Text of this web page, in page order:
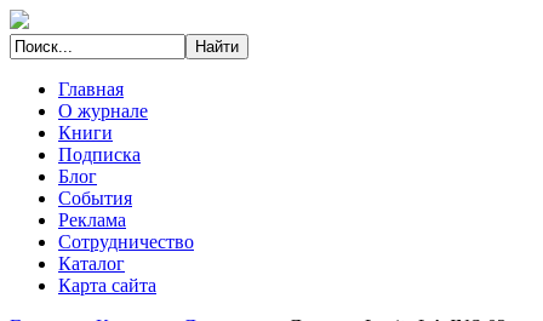
Главная
О журнале
Книги
Подписка
Блог
События
Реклама
Сотрудничество
Каталог
Карта сайта